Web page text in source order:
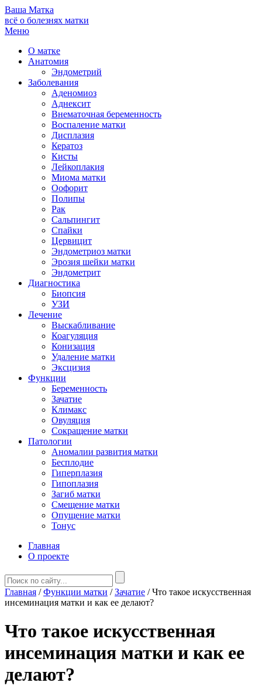
Ваша Матка
всё о болезнях матки
Меню
О матке
Анатомия
Эндометрий
Заболевания
Аденомиоз
Аднексит
Внематочная беременность
Воспаление матки
Дисплазия
Кератоз
Кисты
Лейкоплакия
Миома матки
Оофорит
Полипы
Рак
Сальпингит
Спайки
Цервицит
Эндометриоз матки
Эрозия шейки матки
Эндометрит
Диагностика
Биопсия
УЗИ
Лечение
Выскабливание
Коагуляция
Конизация
Удаление матки
Эксцизия
Функции
Беременность
Зачатие
Климакс
Овуляция
Сокращение матки
Патологии
Аномалии развития матки
Бесплодие
Гиперплазия
Гипоплазия
Загиб матки
Смещение матки
Опущение матки
Тонус
Главная
О проекте
Главная /Функции матки /Зачатие /Что такое искусственная
инсеминация матки и как ее делают?
Что такое искусственная
инсеминация матки и как ее
делают?